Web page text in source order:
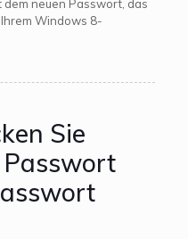
dem neuen Passwort, das
Windows 8-
Sie